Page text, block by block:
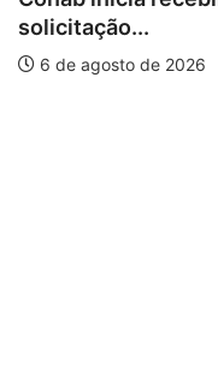
solicitação...
6 de agosto de 2026